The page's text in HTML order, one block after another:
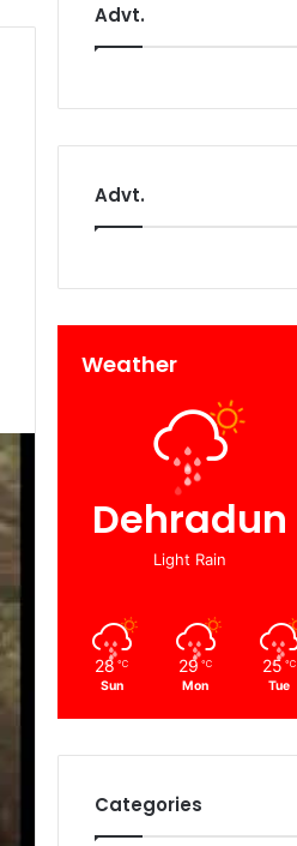
Advt.
Advt.
Weather
Dehradun
Light Rain
28 ℃
Sun
29 ℃
Mon
25 ℃
Tue
Categories